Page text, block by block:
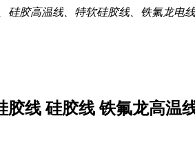
硅胶高温线、特软硅胶线、铁氟龙电
线 硅胶线 铁氟龙高温